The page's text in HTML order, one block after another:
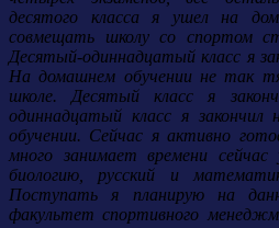
десятого класса я ушел на
совмещать школу со спортом
Десятый-одиннадцатый класс я
На домашнем обучении не так
школе. Десятый класс я
одиннадцатый класс я
обучении. Сейчас я активно
много занимает времени
биологию, русский и
Поступать я планирую на
факультет спортивного